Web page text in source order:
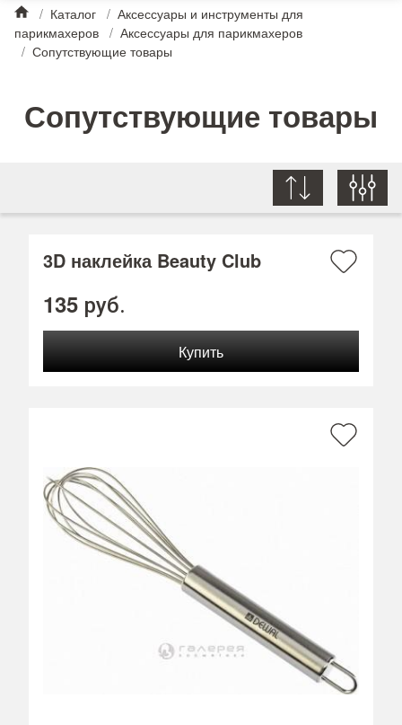
/ Каталог / Аксессуары и инструменты для
парикмахеров / Аксессуары для парикмахеров
/ Сопутствующие товары
Сопутствующие товары
3D наклейка Beauty Club
135 руб.